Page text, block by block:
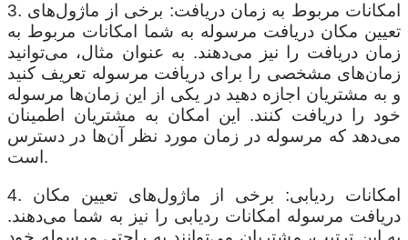
3. امکانات مربوط به زمان دریافت: برخی از ماژول‌های
تعیین مکان دریافت مرسوله به شما امکانات مربوط به
زمان دریافت را نیز می‌دهند. به عنوان مثال، می‌توانید
زمان‌های مشخصی را برای دریافت مرسوله تعریف کنید
و به مشتریان اجازه دهید در یکی از این زمان‌ها مرسوله
خود را دریافت کنند. این امکان به مشتریان اطمینان
می‌دهد که مرسوله در زمان مورد نظر آن‌ها در دسترس
است.
4. امکانات ردیابی: برخی از ماژول‌های تعیین مکان
دریافت مرسوله امکانات ردیابی را نیز به شما می‌دهند.